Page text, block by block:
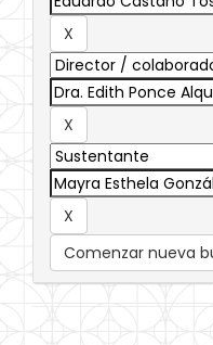
Comenzar nueva